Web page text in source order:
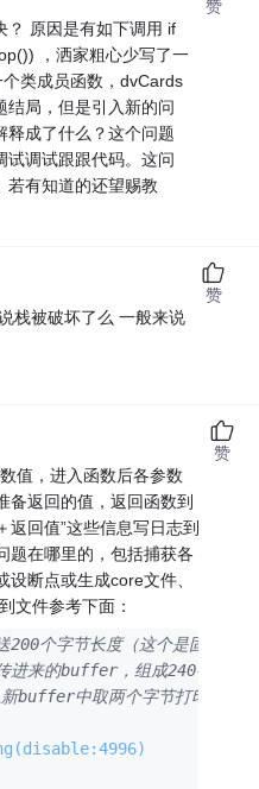
？ 原因是有如下调用 if
，洒家粗心少写了一
类成员函数，dvCards
结局，但是引入新的问
释成了什么？这个问题
试调试跟跟代码。这问
若有知道的还望赐教
赞
栈被破坏了么 一般来说
赞
值，进入函数后各参数
备返回的值，返回函数到
回值”这些信息写日志到
题在哪里的，包括捕获各
断点或生成core文件、
文件参考下面：
200个字节长度（这个是固定的
进来的buffer，组成240字节（
buffer中取两个字节打印
(disable:4996)
赞